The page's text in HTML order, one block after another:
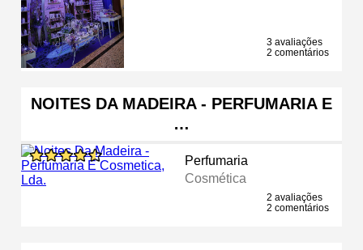
3 avaliações
2 comentários
NOITES DA MADEIRA - PERFUMARIA E
…
Perfumaria
Cosmética
2 avaliações
2 comentários